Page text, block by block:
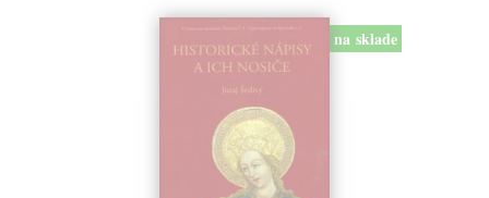
na sklade